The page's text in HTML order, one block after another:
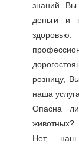
знаний Вы
деньги и
розницу,
наша услуга.
Опасна
животных?
Нет, наш